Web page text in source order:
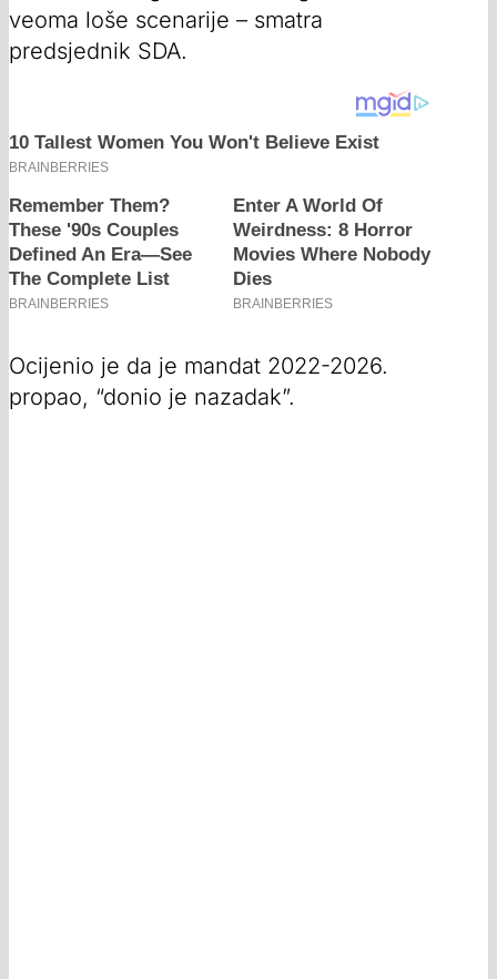
veoma loše scenarije – smatra
predsjednik SDA.
Ocijenio je da je mandat 2022-2026.
propao, “donio je nazadak”.